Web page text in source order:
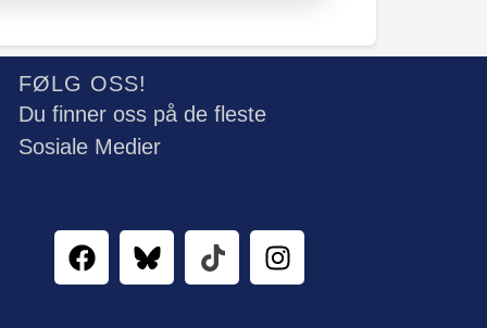
FØLG OSS!
Du finner oss på de fleste
Sosiale Medier